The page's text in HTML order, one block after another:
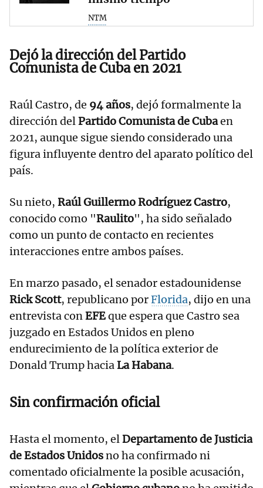
NTM
Dejó la dirección del Partido
Comunista de Cuba en 2021
Raúl Castro, de 94 años, dejó formalmente la
dirección delPartido Comunista de Cubaen
2021, aunque sigue siendo considerado una
figura influyente dentro del aparato político del
país.
Su nieto, Raúl Guillermo Rodríguez Castro,
conocido como "Raulito", ha sido señalado
como un punto de contacto en recientes
interacciones entre ambos países.
En marzo pasado, el senador estadounidense
Rick Scott, republicano porFlorida, dijo en una
entrevista conEFEque espera que Castro sea
juzgado en Estados Unidos en pleno
endurecimiento de la política exterior de
Donald Trump haciaLa Habana.
Sin confirmación oficial
Hasta el momento, elDepartamento de Justicia
de Estados Unidosno ha confirmado ni
comentado oficialmente la posible acusación,